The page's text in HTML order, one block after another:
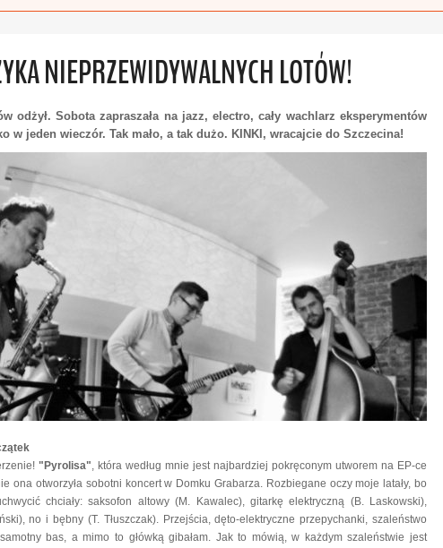
NIEPRZEWIDYWALNYCH LOTÓW!
odżył. Sobota zapraszała na jazz, electro, cały wachlarz eksperymentów
w jeden wieczór. Tak mało, a tak dużo. KINKI, wracajcie do Szczecina!
"Pyrolisa", która według mnie jest najbardziej pokręconym utworem na EP-ce
ona otworzyła sobotni koncert w Domku Grabarza. Rozbiegane oczy moje latały, bo
chciały: saksofon altowy (M. Kawalec), gitarkę elektryczną (B. Laskowski),
no i bębny (T. Tłuszczak). Przejścia, dęto-elektryczne przepychanki, szaleństwo
bas, a mimo to główką gibałam. Jak to mówią, w każdym szaleństwie jest